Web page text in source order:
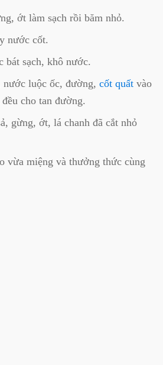
ớt làm sạch rồi băm nhỏ.
nước cốt.
bát sạch, khô nước.
nước luộc ốc, đường, cốt quất vào
cho tan đường.
gừng, ớt, lá chanh đã cắt nhỏ
vừa miệng và thưởng thức cùng